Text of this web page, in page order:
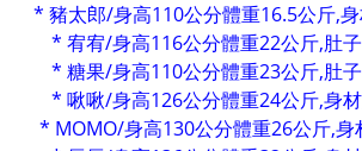
* 豬太郎/身高110公分體重16.5公斤,
* 宥宥/身高116公分體重22公斤,肚
* 糖果/身高110公分體重23公斤,肚
* 啾啾/身高126公分體重24公斤,身
* MOMO/身高130公分體重26公斤,身